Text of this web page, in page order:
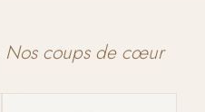
Nos coups de cœur